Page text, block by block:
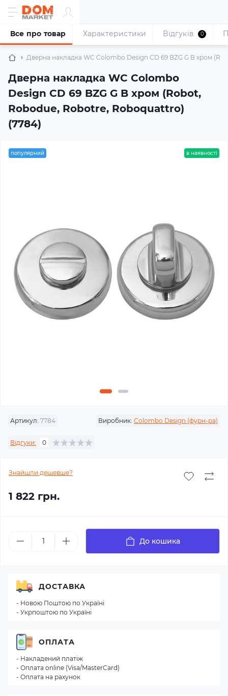
Дверна накладка WC Colombo Design CD 69 BZG G B хром
Дверна накладка WC Colombo
Design CD 69 BZG G B хром (Robot,
Robodue, Robotre, Roboquattro)
(7784)
Все про товар Характеристики Відгуків 0
популярний в наявності
Артикул: 7784 Виробник: Colombo Design (фурн-ра)
Відгуки: 0
Знайшли дешевше?
1 822 грн.
До кошика
ДОСТАВКА
- Новою Поштою по Україні
- Укрпоштою по Україні
ОПЛАТА
- Накладений платіж
- Оплата online (Visa/MasterCard)
- Оплата на рахунок